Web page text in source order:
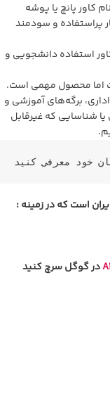
کاور پانچ یا پوشه
پراستفاده و سودمند
استفاده دانشجویی و
برگه‌های آموزشی و
شناسایی که غیرقابل
خود معرفی کنید
است که در زمینه :
در گوگل سرچ کنید